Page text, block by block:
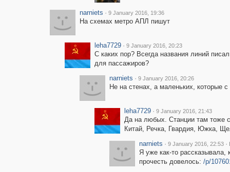
narniets · 9 January 2016, 19:36
На схемах метро АПЛ пишут
leha7729 · 9 January 2016, 20:23
С каких пор? Всегда названия линий
для пассажиров?
narniets · 9 January 2016, 20:26
Не на стенах, а маленьких, которые
leha7729 · 9 January 2016, 21:43
Да на любых. Станции там
Китай, Речка, Гвардия, Южка,
narniets · 9 January 2016, 22:53 ·
Я уже как-то рассказывала,
прочесть довелось: /p/